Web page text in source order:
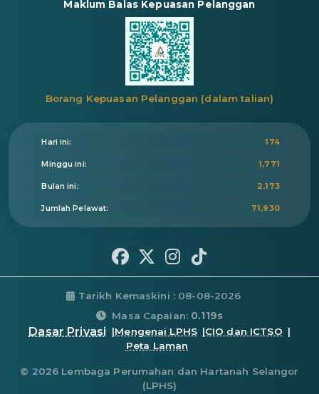
Maklum Balas Kepuasan Pelanggan
Borang Kepuasan Pelanggan (dalam talian)
Hari ini: 174
Minggu ini: 1,771
Bulan ini: 2,173
Jumlah Pelawat: 71,930
Tarikh Kemaskini : 08-08-2026
Masa Capaian: 0.119s
Dasar Privasi |Mengenai LPHS |CIO dan ICTSO |
Peta Laman
© 2026 Lembaga Perumahan dan Hartanah Selangor
(LPHS)